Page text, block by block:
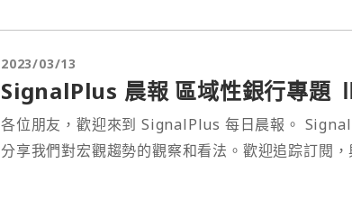
2023/03/13
SignalPlus 晨報 區域性銀行專題
各位朋友，歡迎來到 SignalPlus 每日晨報。
分享我們對宏觀趨勢的觀察和看法。歡迎追踪訂閱